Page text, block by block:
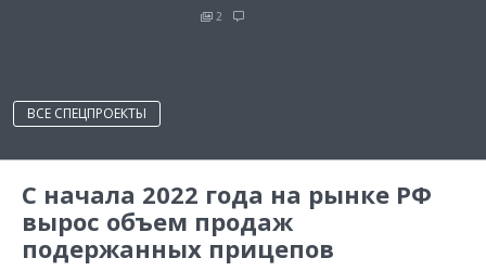
2
ВСЕ СПЕЦПРОЕКТЫ
С начала 2022 года на рынке РФ
вырос объем продаж
подержанных прицепов